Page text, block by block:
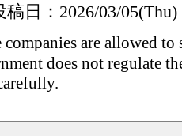
稿日：2026/03/
companies are allowed
does not regulate